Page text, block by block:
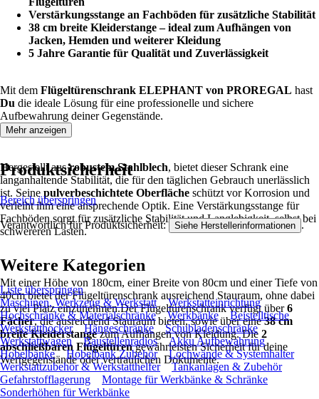
Verstärkungsstange an Fachböden für zusätzliche Stabilität
38 cm breite Kleiderstange – ideal zum Aufhängen von
Jacken, Hemden und weiterer Kleidung
5 Jahre Garantie für Qualität und Zuverlässigkeit
Mit dem Flügeltürenschrank ELEPHANT von PROREGAL hast
Du die ideale Lösung für eine professionelle und sichere
Aufbewahrung deiner Gegenstände.
Hergestellt ausrobustem Stahlblech, bietet dieser Schrank eine
langanhaltende Stabilität, die für den täglichen Gebrauch unerlässlich
ist. Seine pulverbeschichtete Oberfläche schützt vor Korrosion und
verleiht ihm eine ansprechende Optik. Eine Verstärkungsstange für
Fachböden sorgt für zusätzliche Stabilität und Langlebigkeit, selbst bei
schwereren Lasten.
Mit einer Höhe von 180cm, einer Breite von 80cm und einer Tiefe von
40cm bietet der Flügeltürenschrank ausreichend Stauraum, ohne dabei
zu viel Platz einzunehmen.Der Flügeltürenschrank verfügt über6
Fächer, die ausreichend Stauraum bieten, sowie über eine38 cm
breite Kleiderstangezum Aufhängen von Kleidung. Die 2
abschließbaren Flügeltürengewährleisten Sicherheit für deine
Wertgegenstände oder vertraulichen Dokumente.
Mehr anzeigen
Produktsicherheit
Bereich überspringen
Verantwortlich für Produktsicherheit: Siehe Herstellerinformationen .
Weitere Kategorien
Liste überspringen
Maschinen, Werkzeug & Werkstatt
Werkstatteinrichtung
Hochschränke & Materialschränke
Werkbänke
Beistelltische
Werkstatthocker
Hängeschränke
Schubladenschränke
Werkstattwagen
Baustellenradios
Akku Aufbewahrung
Hobelbänke
Hobelbank Zubehör
Lochwände & Systemhalter
Werkstattzubehör & Werkstatthelfer
Tankanlagen & Zubehör
Gefahrstofflagerung
Montage für Werkbänke & Schränke
Sonderhöhen für Werkbänke